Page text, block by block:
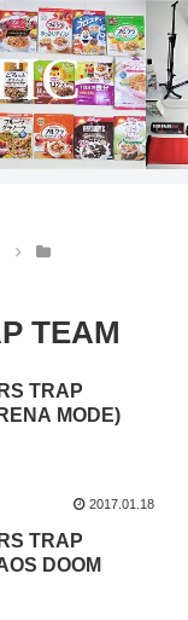
TEAM
TRAP
MODE)
2017.01.18
TRAP
DOOM